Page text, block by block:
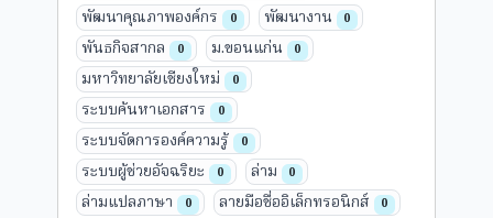
พัฒนาคุณภาพองค์กร 0 พัฒนางาน 0
พันธกิจสากล 0 ม.ขอนแก่น 0
มหาวิทยาลัยเชียงใหม่ 0
ระบบค้นหาเอกสาร 0
ระบบจัดการองค์ความรู้ 0
ระบบผู้ช่วยอัจฉริยะ 0 ล่าม 0
ล่ามแปลภาษา 0 ลายมือชื่ออิเล็กทรอนิกส์ 0